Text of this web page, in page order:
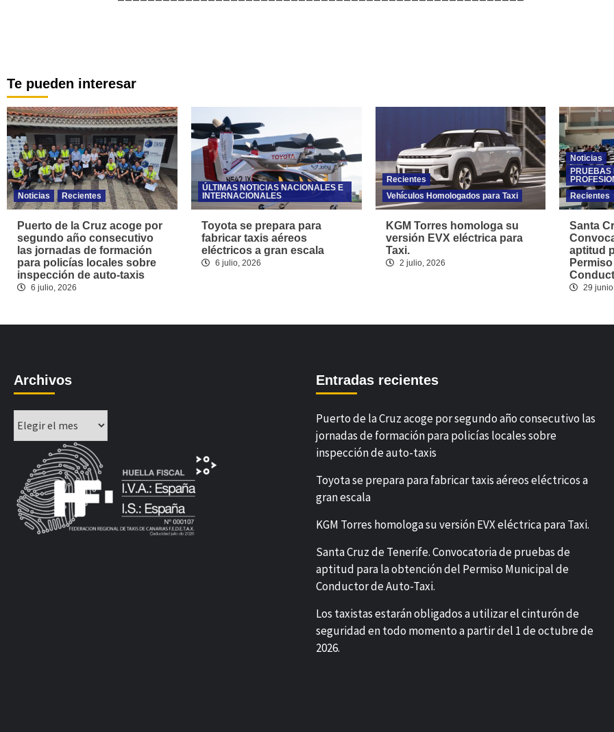
Te pueden interesar
Noticias Recientes
Puerto de la Cruz acoge por
segundo año consecutivo
las jornadas de formación
para policías locales sobre
inspección de auto-taxis
6 julio, 2026
ÚLTIMAS NOTICIAS NACIONALES E
INTERNACIONALES
Toyota se prepara para
fabricar taxis aéreos
eléctricos a gran escala
6 julio, 2026
Recientes
Vehículos Homologados para Taxi
KGM Torres homologa su
versión EVX eléctrica para
Taxi.
2 julio, 2026
Noticias
PRUEBAS
Recientes
Santa
aptitud
29
Archivos Entradas recientes
Puerto de la Cruz acoge por segundo año consecutivo las
jornadas de formación para policías locales sobre
inspección de auto-taxis
Toyota se prepara para fabricar taxis aéreos eléctricos a
gran escala
KGM Torres homologa su versión EVX eléctrica para Taxi.
Santa Cruz de Tenerife. Convocatoria de pruebas de
aptitud para la obtención del Permiso Municipal de
Conductor de Auto-Taxi.
Los taxistas estarán obligados a utilizar el cinturón de
seguridad en todo momento a partir del 1 de octubre de
2026.